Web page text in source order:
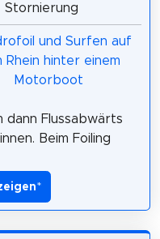
Stornierung
dann Flussabwärts
Beim Foiling
*